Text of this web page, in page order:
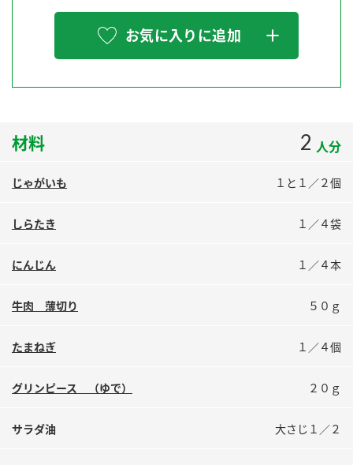
スペシャルサイト
お酢を知ろう！
ぽん酢サワー
ミツカンのCM
MIM（ミツカンミュージアム）
各部門が大切にしていること
販売終了製品のご案内
よくあるご質問
地図から取り扱い店舗を探す
検索
業務用サイト ミツカングループについて 製造所固有記号一覧
お気に入りに追加
材料 2 人分
じゃがいも １と１／２個
しらたき １／４袋
にんじん １／４本
牛肉 薄切り ５０ｇ
たまねぎ １／４個
グリンピース （ゆで） ２０ｇ
サラダ油 大さじ１／２